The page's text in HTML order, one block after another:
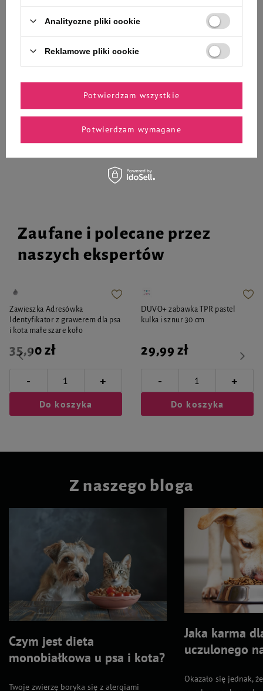
Mokra karma dla psa alergika
bogata w indyka z ziemniakami
12 x 400 g
146,76 zł
- +
Do koszyka
Mokra karma dla psa alergika
Dolina Noteci Premium Pure
bogata w jagnięcinę zestaw 12 x
400 g
146,76 zł
- +
Do koszyka
Zaufane i polecane przez
naszych ekspertów
Zawieszka Adresówka
Identyfikator z grawerem dla psa
i kota małe szare koło
35,90 zł
- +
Do koszyka
DUVO+ zabawka TPR pastel
kulka i sznur 30 cm
29,99 zł
- +
Do koszyka
Z naszego bloga
Czym jest dieta
monobiałkowa u psa i kota?
Twoje zwierzę boryka się z alergiami
Jaka karma
uczulonego
Okazało się jednak,
Analityczne pliki cookie
Reklamowe pliki cookie
Potwierdzam wymagane
Potwierdzam wszystkie